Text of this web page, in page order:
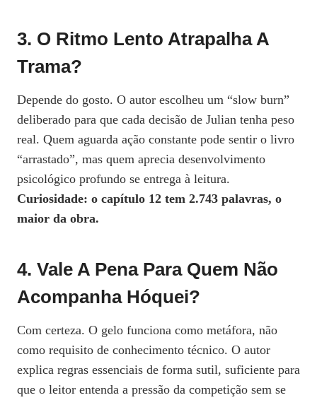
3. O Ritmo Lento Atrapalha A
Trama?
Depende do gosto. O autor escolheu um “slow burn”
deliberado para que cada decisão de Julian tenha peso
real. Quem aguarda ação constante pode sentir o livro
“arrastado”, mas quem aprecia desenvolvimento
psicológico profundo se entrega à leitura.
Curiosidade: o capítulo 12 tem 2.743 palavras, o
maior da obra.
4. Vale A Pena Para Quem Não
Acompanha Hóquei?
Com certeza. O gelo funciona como metáfora, não
como requisito de conhecimento técnico. O autor
explica regras essenciais de forma sutil, suficiente para
que o leitor entenda a pressão da competição sem se